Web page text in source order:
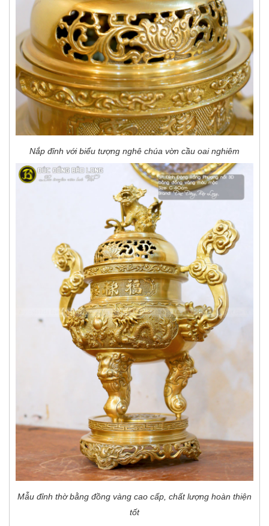
Nắp đỉnh với biểu tượng nghê chúa vờn cầu oai nghiêm
Mẫu đỉnh thờ bằng đồng vàng cao cấp, chất lượng hoàn thiện
tốt